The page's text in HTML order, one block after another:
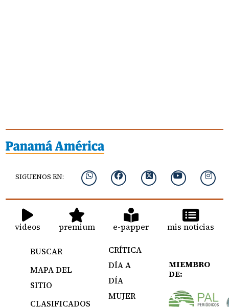
SIGUENOS EN:
videos premium e-papper mis noticias
BUSCAR
MAPA DEL
SITIO
CLASIFICADOS
CRÍTICA
DÍA A
DÍA
MUJER
MIEMBRO
DE: